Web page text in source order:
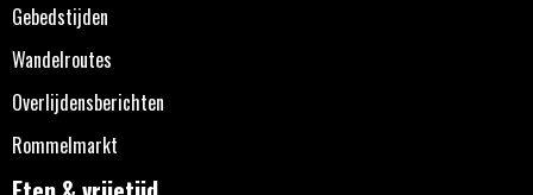
Gebedstijden
Wandelroutes
Overlijdensberichten
Rommelmarkt